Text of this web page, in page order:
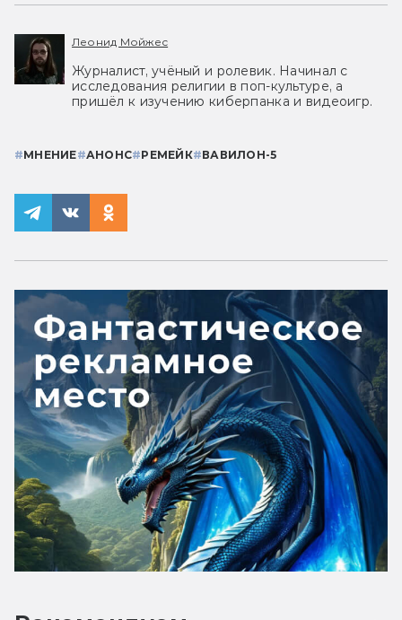
Леонид Мойжес
Журналист, учёный и ролевик. Начинал с
исследования религии в поп-культуре, а
пришёл к изучению киберпанка и видеоигр.
#МНЕНИЕ#АНОНС#РЕМЕЙК#ВАВИЛОН-5